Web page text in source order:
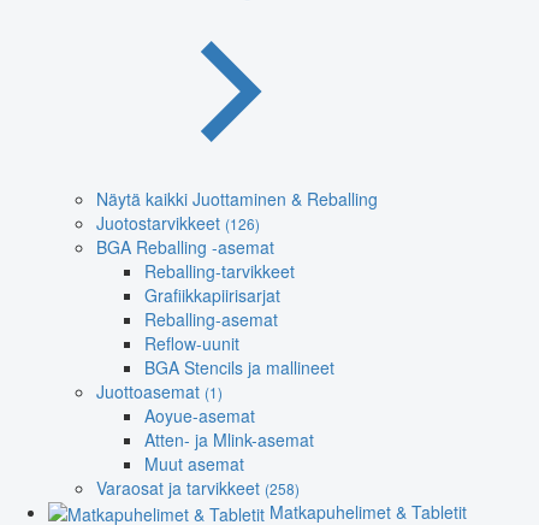
Näytä kaikki Juottaminen & Reballing
Juotostarvikkeet (126)
BGA Reballing -asemat
Reballing-tarvikkeet
Grafiikkapiirisarjat
Reballing-asemat
Reflow-uunit
BGA Stencils ja mallineet
Juottoasemat (1)
Aoyue-asemat
Atten- ja Mlink-asemat
Muut asemat
Varaosat ja tarvikkeet (258)
Matkapuhelimet & Tabletit